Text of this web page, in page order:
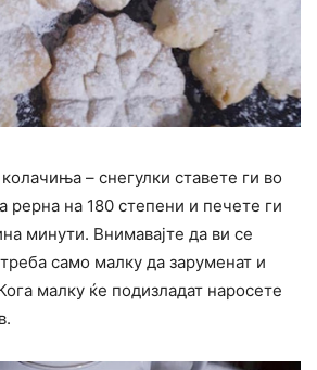
– снегулки ставете ги во
рерна на 180 степени и печете ги
минути. Внимавајте да ви се
само малку да заруменат и
малку ќе подизладат наросете